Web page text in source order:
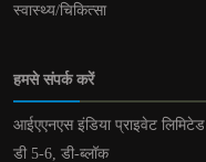
स्वास्थ्य/चिकित्सा
हमसे संपर्क करें
आईएएनएस इंडिया प्राइवेट लिमिटेड
डी 5-6, डी-ब्लॉक